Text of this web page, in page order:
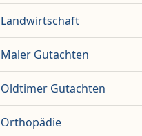
Landwirtschaft
Maler Gutachten
Oldtimer Gutachten
Orthopädie